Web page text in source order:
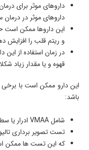
داروهای موثر برای
داروهای موثر در درمان
این داروها ممکن است
و ریتم قلب را افزایش
در زمان استفاده از
قهوه و یا مقدار زیاد
این دارو ممکن است با
باشد:
شامل VMAA ادرار یا سطح کاتکولامین ها در ادرار
تست تصویر برداری
که این تست ها ممکن